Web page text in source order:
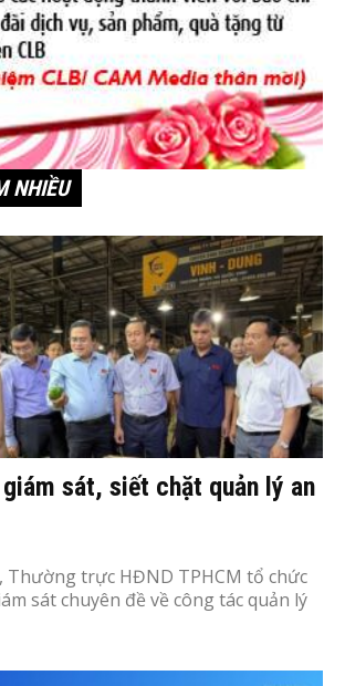
NHIỀU
sát, siết chặt quản lý an
Thường trực HĐND TPHCM tổ chức
sát chuyên đề về công tác quản lý